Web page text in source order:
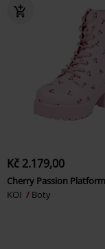
Kč 2.179,00
Cherry Passion
KOI
Boty